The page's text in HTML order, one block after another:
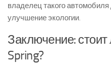
владелец такого
улучшение экологии.
Заключение:
Spring?